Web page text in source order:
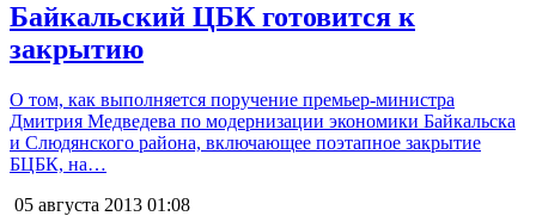
Байкальский ЦБК готовится к
закрытию
О том, как выполняется поручение премьер-министра
Дмитрия Медведева по модернизации экономики Байкальска
и Слюдянского района, включающее поэтапное закрытие
БЦБК, на…
05 августа 2013 01:08